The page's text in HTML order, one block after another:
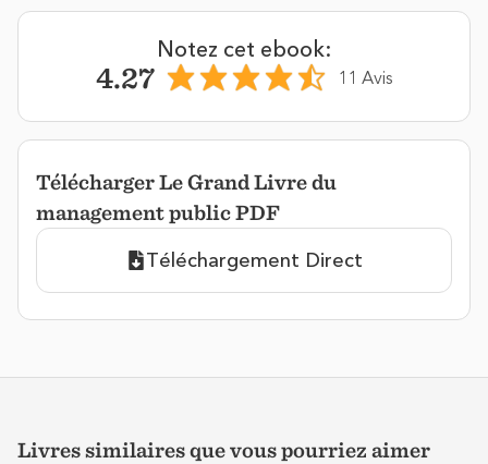
Notez cet ebook:
4.27 11 Avis
Télécharger Le Grand Livre du
management public PDF
Téléchargement Direct
Livres similaires que vous pourriez aimer